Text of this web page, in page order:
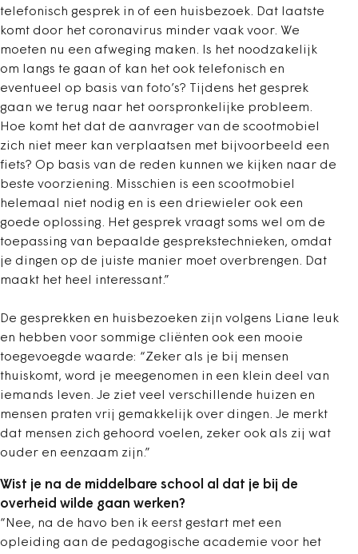
telefonisch gesprek in of een huisbezoek. Dat laatste
komt door het coronavirus minder vaak voor. We
moeten nu een afweging maken. Is het noodzakelijk
om langs te gaan of kan het ook telefonisch en
eventueel op basis van foto’s? Tijdens het gesprek
gaan we terug naar het oorspronkelijke probleem.
Hoe komt het dat de aanvrager van de scootmobiel
zich niet meer kan verplaatsen met bijvoorbeeld een
fiets? Op basis van de reden kunnen we kijken naar de
beste voorziening. Misschien is een scootmobiel
helemaal niet nodig en is een driewieler ook een
goede oplossing. Het gesprek vraagt soms wel om de
toepassing van bepaalde gesprekstechnieken, omdat
je dingen op de juiste manier moet overbrengen. Dat
maakt het heel interessant.”
De gesprekken en huisbezoeken zijn volgens Liane leuk
en hebben voor sommige cliënten ook een mooie
toegevoegde waarde: “Zeker als je bij mensen
thuiskomt, word je meegenomen in een klein deel van
iemands leven. Je ziet veel verschillende huizen en
mensen praten vrij gemakkelijk over dingen. Je merkt
dat mensen zich gehoord voelen, zeker ook als zij wat
ouder en eenzaam zijn.”
Wist je na de middelbare school al dat je bij de
overheid wilde gaan werken?
“Nee, na de havo ben ik eerst gestart met een
opleiding aan de pedagogische academie voor het